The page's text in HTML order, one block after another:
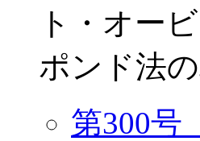
ト・オー
ポンド法
第300号